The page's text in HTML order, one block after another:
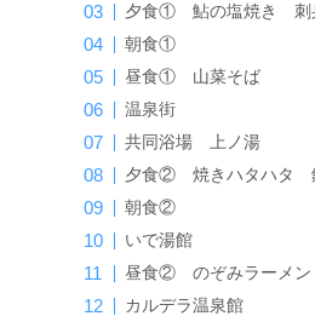
夕食① 鮎の塩焼き 刺
朝食①
昼食① 山菜そば
温泉街
共同浴場 上ノ湯
夕食② 焼きハタハタ
朝食②
いで湯館
昼食② のぞみラーメン
カルデラ温泉館